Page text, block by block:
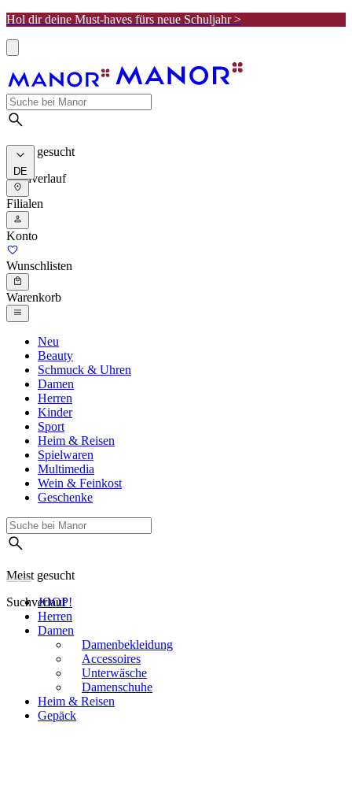
Hol dir deine Must-haves fürs neue Schuljahr >
Meist gesucht
Suchverlauf
DE
Filialen
Konto
Wunschlisten
Warenkorb
Neu
Beauty
Schmuck & Uhren
Damen
Herren
Kinder
Sport
Heim & Reisen
Spielwaren
Multimedia
Wein & Feinkost
Geschenke
Meist gesucht
Suchverlauf
JOOP!
Herren
Damen
Damenbekleidung
Accessoires
Unterwäsche
Damenschuhe
Heim & Reisen
Gepäck